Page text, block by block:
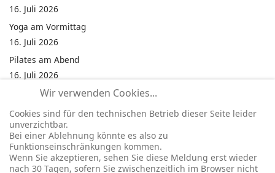
16. Juli 2026
Yoga am Vormittag
16. Juli 2026
Pilates am Abend
16. Juli 2026
Jumping Fitness Intervall
16. Juli 2026
Jumping Fitness Erwachsene
16. Juli 2026
Kinderfest in Neukirchen
Wir verwenden Cookies...
Cookies sind für den technischen Betrieb dieser Seite leider
unverzichtbar.
Bei einer Ablehnung könnte es also zu
Funktionseinschränkungen kommen.
Wenn Sie akzeptieren, sehen Sie diese Meldung erst wieder
nach 30 Tagen, sofern Sie zwischenzeitlich im Browser nicht